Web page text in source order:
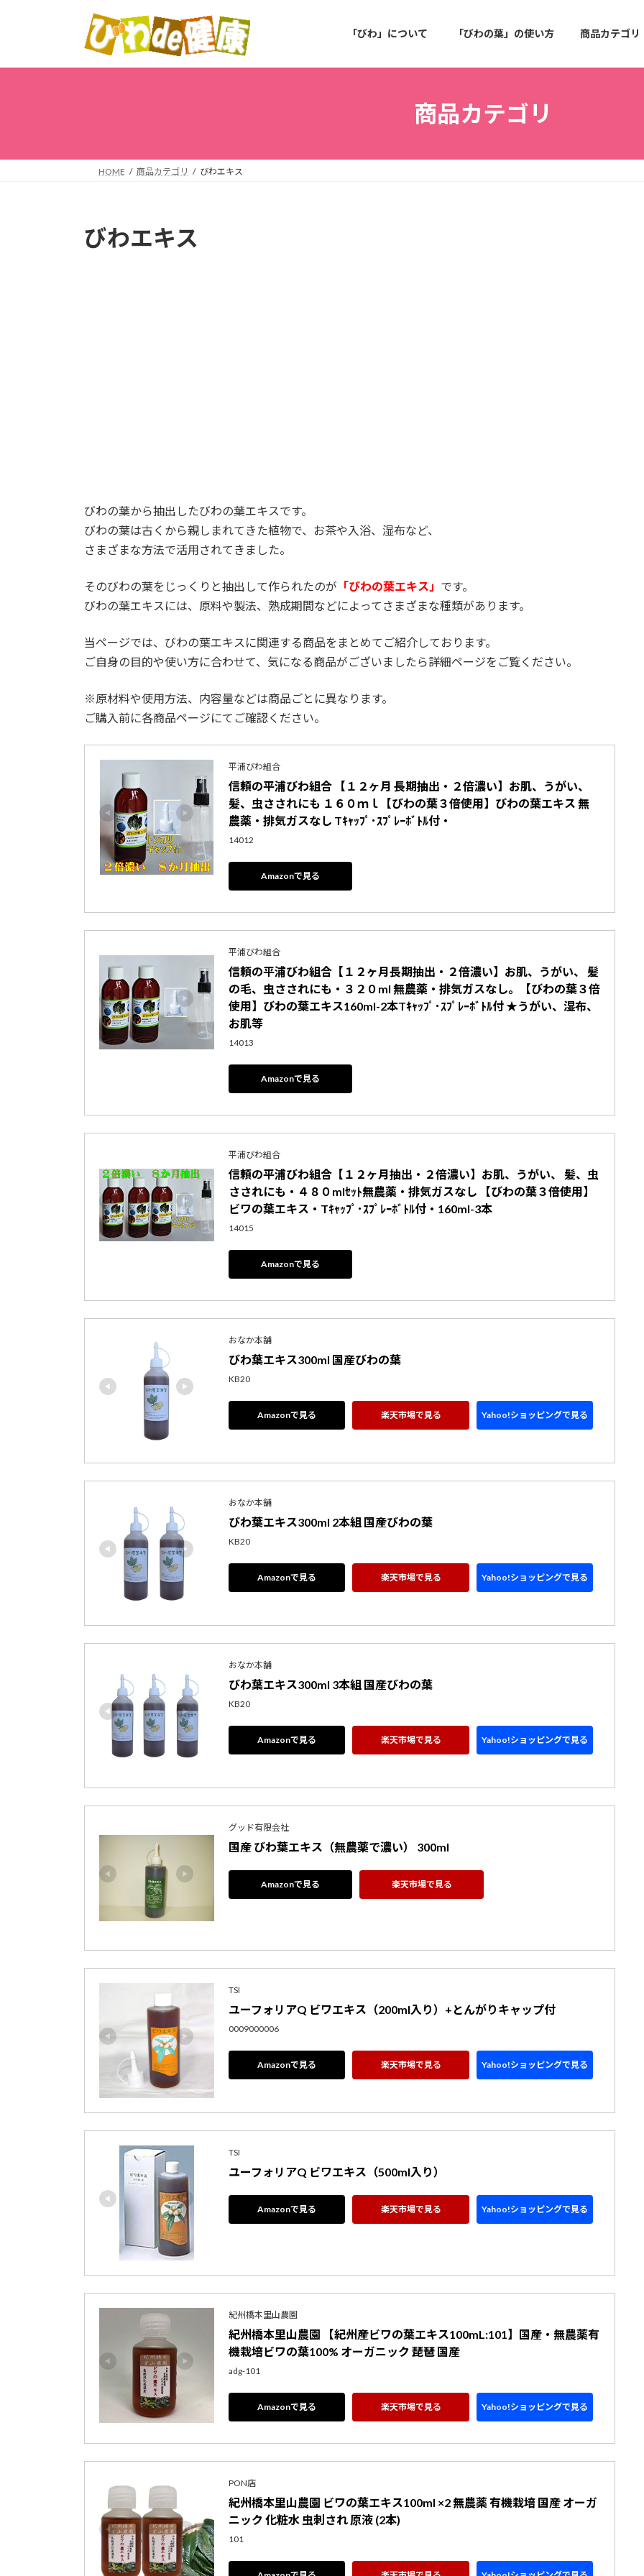
プ
動
「びわ」について 「びわの葉」の使い方 商品カテゴリ
商品カテゴリ
HOME 商品カテゴリ びわエキス
びわエキス
びわの葉から抽出したびわの葉エキスです。
びわの葉は古くから親しまれてきた植物で、お茶や入浴、湿布など、
さまざまな方法で活用されてきました。
そのびわの葉をじっくりと抽出して作られたのが 「びわの葉エキス」 です。
びわの葉エキスには、原料や製法、熟成期間などによってさまざまな種類があります。
当ページでは、びわの葉エキスに関連する商品をまとめてご紹介しております。
ご自身の目的や使い方に合わせて、気になる商品がございましたら詳細ページをご覧ください。
※原材料や使用方法、内容量などは商品ごとに異なります。
ご購入前に各商品ページにてご確認ください。
平浦びわ組合
信頼の平浦びわ組合 【１２ヶ月 長期抽出・２倍濃い】お肌、うがい、
髪、虫さされにも １６０ｍｌ【びわの葉３倍使用】びわの葉エキス 無
農薬・排気ガスなし Tｷｬｯﾌﾟ･ｽﾌﾟﾚｰﾎﾞﾄﾙ付・
14012
Amazonで見る
平浦びわ組合
信頼の平浦びわ組合【１２ヶ月長期抽出・２倍濃い】お肌、うがい、 髪
の毛、虫さされにも・３２０ml 無農薬・排気ガスなし。【びわの葉３倍
使用】びわの葉エキス160ml-2本Tｷｬｯﾌﾟ･ｽﾌﾟﾚｰﾎﾞﾄﾙ付 ★うがい、湿布、
お肌等
14013
Amazonで見る
平浦びわ組合
信頼の平浦びわ組合【１２ヶ月抽出・２倍濃い】お肌、うがい、 髪、虫
さされにも・４８０mlｾｯﾄ無農薬・排気ガスなし 【びわの葉３倍使用】
ビワの葉エキス・Tｷｬｯﾌﾟ･ｽﾌﾟﾚｰﾎﾞﾄﾙ付・160ml-3本
14015
Amazonで見る
おなか本舗
びわ葉エキス300ml 国産びわの葉
KB20
Amazonで見る 楽天市場で見る Yahoo!ショッピングで見る
おなか本舗
びわ葉エキス300ml 2本組 国産びわの葉
KB20
Amazonで見る 楽天市場で見る Yahoo!ショッピングで見る
おなか本舗
びわ葉エキス300ml 3本組 国産びわの葉
KB20
Amazonで見る 楽天市場で見る Yahoo!ショッピングで見る
グッド有限会社
国産 びわ葉エキス（無農薬で濃い） 300ml
Amazonで見る 楽天市場で見る
TSI
ユーフォリアQ ビワエキス（200ml入り）+とんがりキャップ付
0009000006
Amazonで見る 楽天市場で見る Yahoo!ショッピングで見る
TSI
ユーフォリアQ ビワエキス（500ml入り）
Amazonで見る 楽天市場で見る Yahoo!ショッピングで見る
紀州橋本里山農園
紀州橋本里山農園 【紀州産ビワの葉エキス100mL:101】国産・無農薬有
機栽培ビワの葉100% オーガニック 琵琶 国産
adg-101
Amazonで見る 楽天市場で見る Yahoo!ショッピングで見る
PON店
紀州橋本里山農園 ビワの葉エキス100ml ×2 無農薬 有機栽培 国産 オーガ
ニック 化粧水 虫刺され 原液 (2本)
101